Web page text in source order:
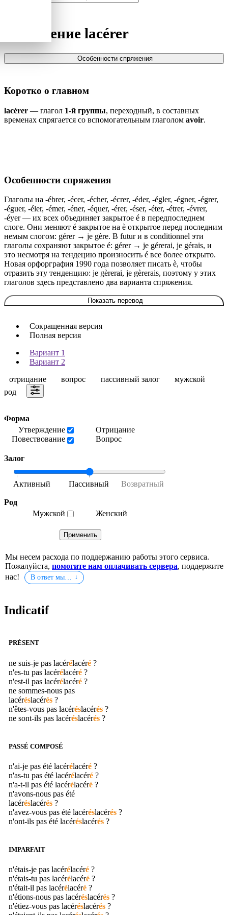
Спряжение lacérer
Особенности спряжения
Коротко о главном
lacérer — глагол 1-й группы, переходный, в составных
временах спрягается со вспомогательным глаголом avoir.
Особенности спряжения
Глаголы на -ébrer, -écer, -écher, -écrer, -éder, -égler, -égner, -égrer,
-éguer, -éler, -émer, -éner, -équer, -érer, -éser, -éter, -étrer, -évrer,
-éyer — их всех объединяет закрытое é в передпоследнем
слоге. Они меняют é закрытое на è открытое перед последним
немым слогом: gérer → je gère. В futur и в conditionnel эти
глаголы сохраняют закрытое é: gérer → je gérerai, je gérais, и
это несмотря на тендецию произносить é все более открыто.
Новая орфорграфия 1990 года позволяет писать è, чтобы
отразить эту тенденцию: je gèrerai, je gèrerais, поэтому у этих
глаголов здесь представлено два варианта спряжения.
Показать перевод
Сокращенная версия
Полная версия
Вариант 1
Вариант 2
отрицание
вопрос пассивный залог
мужской
род
Форма
Утверждение
Повествование
Отрицание
Вопрос
Залог
Род
Мужской
Женский
Мы несем расхода по поддержанию работы этого сервиса.
Пожалуйста, помогите нам оплачивать сервера, поддержите
нас!
В ответ мы…
Indicatif
PRÉSENT
ne suis-je pas lacérélacéré ?
n'es-tu pas lacérélacéré ?
n'est-il pas lacérélacéré ?
ne sommes-nous pas
lacéréslacérés ?
n'êtes-vous pas lacéréslacérés ?
ne sont-ils pas lacéréslacérés ?
PASSÉ COMPOSÉ
n'ai-je pas été lacérélacéré ?
n'as-tu pas été lacérélacéré ?
n'a-t-il pas été lacérélacéré ?
n'avons-nous pas été
lacéréslacérés ?
n'avez-vous pas été lacéréslacérés ?
n'ont-ils pas été lacéréslacérés ?
IMPARFAIT
n'étais-je pas lacérélacéré ?
n'étais-tu pas lacérélacéré ?
n'était-il pas lacérélacéré ?
n'étions-nous pas lacéréslacérés ?
n'étiez-vous pas lacéréslacérés ?